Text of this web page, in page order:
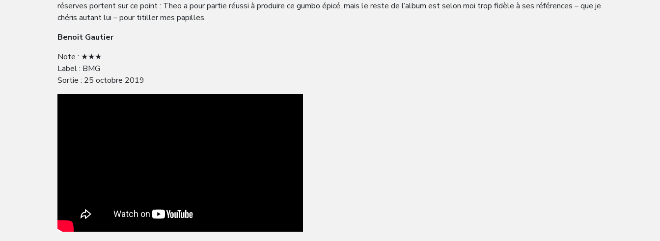
réserves portent sur ce point : Theo a pour partie réussi à produire ce gumbo épicé, mais le reste de l’album est selon moi trop fidèle à ses références – que je
chéris autant lui – pour titiller mes papilles.
Benoit Gautier
Note : ★★★
Label : BMG
Sortie : 25 octobre 2019